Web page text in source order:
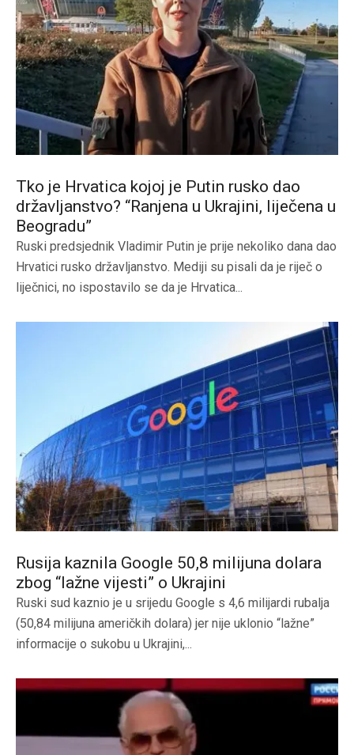
Tko je Hrvatica kojoj je Putin rusko dao
državljanstvo? “Ranjena u Ukrajini, liječena u
Beogradu”
Ruski predsjednik Vladimir Putin je prije nekoliko dana dao
Hrvatici rusko državljanstvo. Mediji su pisali da je riječ o
liječnici, no ispostavilo se da je Hrvatica...
Rusija kaznila Google 50,8 milijuna dolara
zbog “lažne vijesti” o Ukrajini
Ruski sud kaznio je u srijedu Google s 4,6 milijardi rubalja
(50,84 milijuna američkih dolara) jer nije uklonio “lažne”
informacije o sukobu u Ukrajini,...